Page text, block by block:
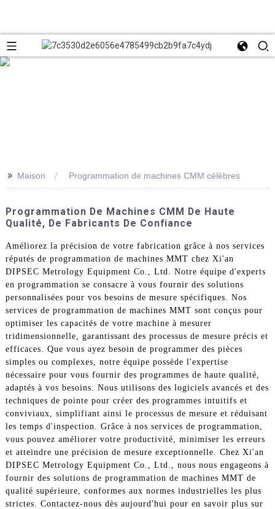
>> Maison Programmation de machines CMM célèbres
Programmation De Machines CMM De Haute
Qualité, De Fabricants De Confiance
Améliorez la précision de votre fabrication grâce à nos services
réputés de programmation de machines MMT chez Xi'an
DIPSEC Metrology Equipment Co., Ltd. Notre équipe d'experts
en programmation se consacre à vous fournir des solutions
personnalisées pour vos besoins de mesure spécifiques. Nos
services de programmation de machines MMT sont conçus pour
optimiser les capacités de votre machine à mesurer
tridimensionnelle, garantissant des processus de mesure précis et
efficaces. Que vous ayez besoin de programmer des pièces
simples ou complexes, notre équipe possède l'expertise
nécessaire pour vous fournir des programmes de haute qualité,
adaptés à vos besoins. Nous utilisons des logiciels avancés et des
techniques de pointe pour créer des programmes intuitifs et
conviviaux, simplifiant ainsi le processus de mesure et réduisant
les temps d'inspection. Grâce à nos services de programmation,
vous pouvez améliorer votre productivité, minimiser les erreurs
et atteindre une précision de mesure exceptionnelle. Chez Xi'an
DIPSEC Metrology Equipment Co., Ltd., nous nous engageons à
fournir des solutions de programmation de machines MMT de
qualité supérieure, conformes aux normes industrielles les plus
strictes. Contactez-nous dès aujourd'hui pour en savoir plus sur